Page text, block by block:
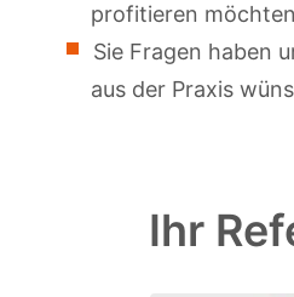
profitieren möchten
Sie Fragen haben
aus der Praxis
Ihr